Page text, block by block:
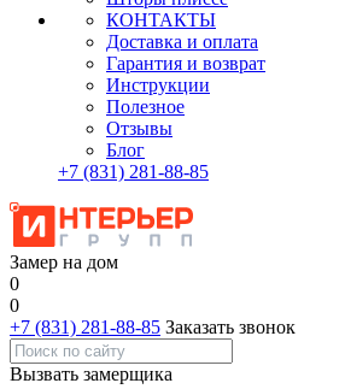
КОНТАКТЫ
Доставка и оплата
Гарантия и возврат
Инструкции
Полезное
Отзывы
Блог
+7 (831) 281-88-85
Замер на дом
0
0
+7 (831) 281-88-85 Заказать звонок
Вызвать замерщика